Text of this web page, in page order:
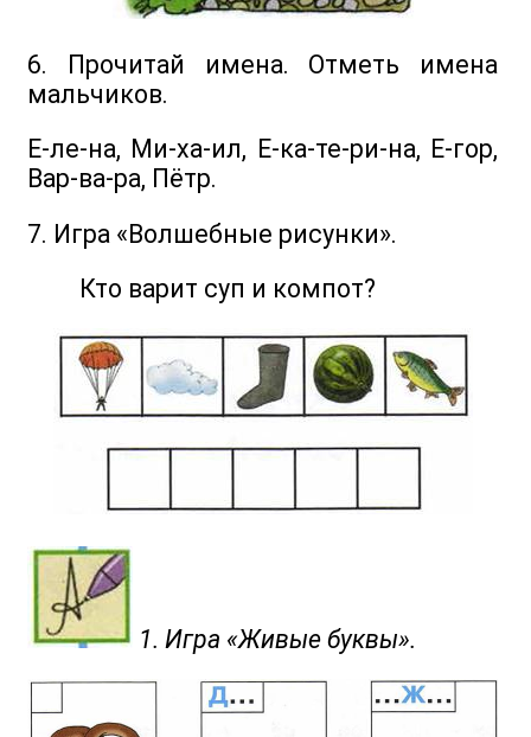
6. Прочитай имена. Отметь имена
мальчиков.
Е-ле-на, Ми-ха-ил, Е-ка-те-ри-на, Е-гор,
Вар-ва-ра, Пётр.
7. Игра «Волшебные рисунки».
Кто варит суп и компот?
1. Игра «Живые буквы».